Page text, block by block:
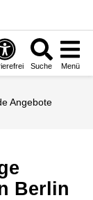
Suche Menü
Angebote
Berlin